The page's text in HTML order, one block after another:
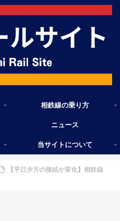
相鉄線の乗り方
ニュース
当サイトについて
【平日夕方の接続が変化】相鉄線